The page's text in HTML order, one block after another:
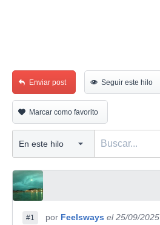
Enviar post Seguir este hilo
Marcar como favorito
#1 por Feelsways el 25/09/2025